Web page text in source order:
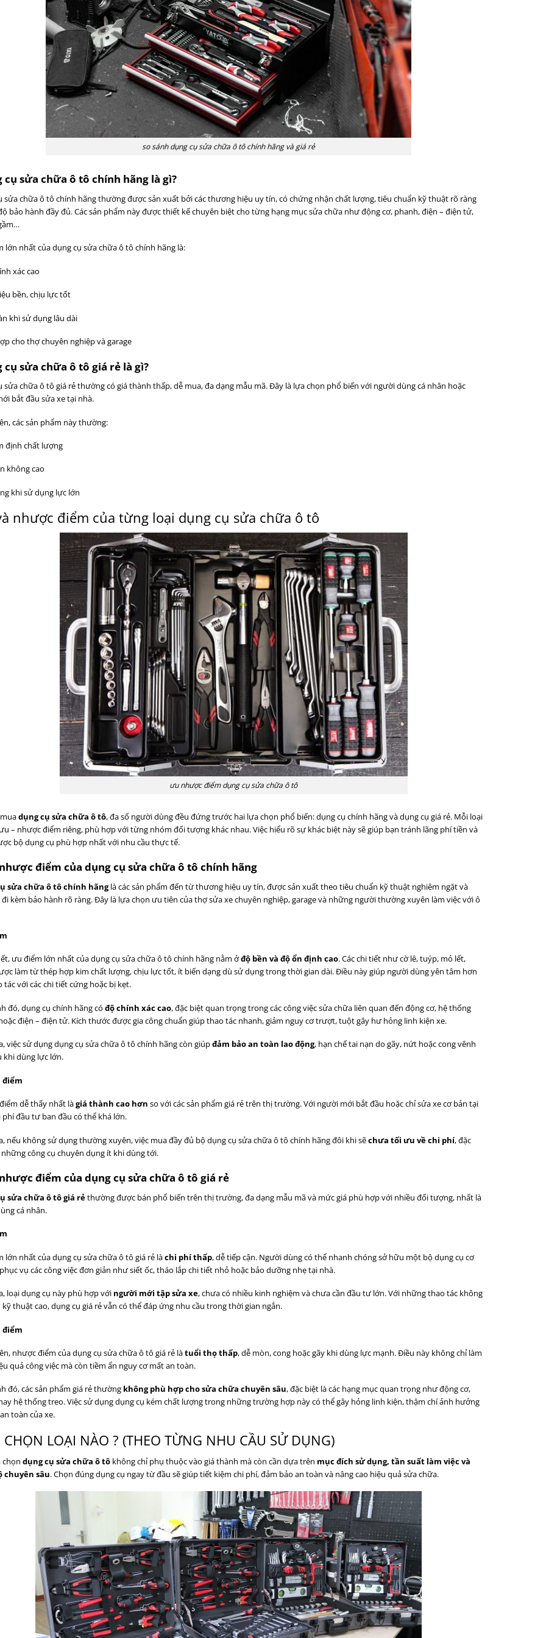
so sánh dụng cụ sửa chữa ô tô chính hãng và giá rẻ
cụ sửa chữa ô tô chính hãng là gì?
sửa chữa ô tô chính hãng thường được sản xuất bởi các thương hiệu uy tín, có chứng nhận chất lượng, tiêu chuẩn kỹ thuật rõ ràng
bảo hành đầy đủ. Các sản phẩm này được thiết kế chuyên biệt cho từng hạng mục sửa chữa như động cơ, phanh, điện – điện tử,
lớn nhất của dụng cụ sửa chữa ô tô chính hãng là:
xác cao
bền, chịu lực tốt
khi sử dụng lâu dài
cho thợ chuyên nghiệp và garage
cụ sửa chữa ô tô giá rẻ là gì?
sửa chữa ô tô giá rẻ thường có giá thành thấp, dễ mua, đa dạng mẫu mã. Đây là lựa chọn phổ biến với người dùng cá nhân hoặc
bắt đầu sửa xe tại nhà.
các sản phẩm này thường:
định chất lượng
không cao
khi sử dụng lực lớn
nhược điểm của từng loại dụng cụ sửa chữa ô tô
ưu nhược điểm dụng cụ sửa chữa ô tô
dụng cụ sửa chữa ô tô, đa số người dùng đều đứng trước hai lựa chọn phổ biến: dụng cụ chính hãng và dụng cụ giá rẻ. Mỗi loại
– nhược điểm riêng, phù hợp với từng nhóm đối tượng khác nhau. Việc hiểu rõ sự khác biệt này sẽ giúp bạn tránh lãng phí tiền và
bộ dụng cụ phù hợp nhất với nhu cầu thực tế.
điểm của dụng cụ sửa chữa ô tô chính hãng
sửa chữa ô tô chính hãnglà các sản phẩm đến từ thương hiệu uy tín, được sản xuất theo tiêu chuẩn kỹ thuật nghiêm ngặt và
kèm bảo hành rõ ràng. Đây là lựa chọn ưu tiên của thợ sửa xe chuyên nghiệp, garage và những người thường xuyên làm việc với ô
ưu điểm lớn nhất của dụng cụ sửa chữa ô tô chính hãng nằm ởđộ bền và độ ổn định cao. Các chi tiết như cờ lê, tuýp, mỏ lết,
làm từ thép hợp kim chất lượng, chịu lực tốt, ít biến dạng dù sử dụng trong thời gian dài. Điều này giúp người dùng yên tâm hơn
tác với các chi tiết cứng hoặc bị kẹt.
đó, dụng cụ chính hãng có độ chính xác cao, đặc biệt quan trọng trong các công việc sửa chữa liên quan đến động cơ, hệ thống
điện – điện tử. Kích thước được gia công chuẩn giúp thao tác nhanh, giảm nguy cơ trượt, tuột gây hư hỏng linh kiện xe.
việc sử dụng dụng cụ sửa chữa ô tô chính hãng còn giúpđảm bảo an toàn lao động, hạn chế tai nạn do gãy, nứt hoặc cong vênh
khi dùng lực lớn.
điểm
dễ thấy nhất làgiá thành cao hơn so với các sản phẩm giá rẻ trên thị trường. Với người mới bắt đầu hoặc chỉ sửa xe cơ bản tại
phí đầu tư ban đầu có thể khá lớn.
nếu không sử dụng thường xuyên, việc mua đầy đủ bộ dụng cụ sửa chữa ô tô chính hãng đôi khi sẽchưa tối ưu về chi phí, đặc
công cụ chuyên dụng ít khi dùng tới.
điểm của dụng cụ sửa chữa ô tô giá rẻ
sửa chữa ô tô giá rẻthường được bán phổ biến trên thị trường, đa dạng mẫu mã và mức giá phù hợp với nhiều đối tượng, nhất là
cá nhân.
lớn nhất của dụng cụ sửa chữa ô tô giá rẻ làchi phí thấp, dễ tiếp cận. Người dùng có thể nhanh chóng sở hữu một bộ dụng cụ cơ
vụ các công việc đơn giản như siết ốc, tháo lắp chi tiết nhỏ hoặc bảo dưỡng nhẹ tại nhà.
loại dụng cụ này phù hợp với người mới tập sửa xe, chưa có nhiều kinh nghiệm và chưa cần đầu tư lớn. Với những thao tác không
kỹ thuật cao, dụng cụ giá rẻ vẫn có thể đáp ứng nhu cầu trong thời gian ngắn.
điểm
nhược điểm của dụng cụ sửa chữa ô tô giá rẻ làtuổi thọ thấp, dễ mòn, cong hoặc gãy khi dùng lực mạnh. Điều này không chỉ làm
quả công việc mà còn tiềm ẩn nguy cơ mất an toàn.
đó, các sản phẩm giá rẻ thường không phù hợp cho sửa chữa chuyên sâu, đặc biệt là các hạng mục quan trọng như động cơ,
hệ thống treo. Việc sử dụng dụng cụ kém chất lượng trong những trường hợp này có thể gây hỏng linh kiện, thậm chí ảnh hưởng
toàn của xe.
CHỌN LOẠI NÀO ? (THEO TỪNG NHU CẦU SỬ DỤNG)
chọn dụng cụ sửa chữa ô tô không chỉ phụ thuộc vào giá thành mà còn cần dựa trên mục đích sử dụng, tần suất làm việc và
chuyên sâu. Chọn đúng dụng cụ ngay từ đầu sẽ giúp tiết kiệm chi phí, đảm bảo an toàn và nâng cao hiệu quả sửa chữa.